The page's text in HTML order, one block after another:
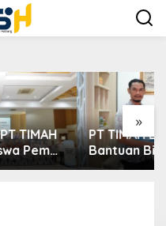
»
PT TIMAH Berikan
Bantuan Biaya
Pengobatan Bayi di